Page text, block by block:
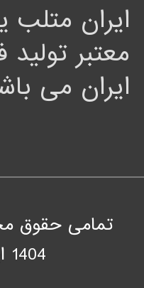
ایران متلب
معتبر
ایران می
1404